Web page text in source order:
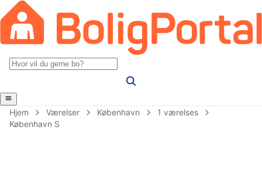
Hjem Værelser København
1 værelses
København S